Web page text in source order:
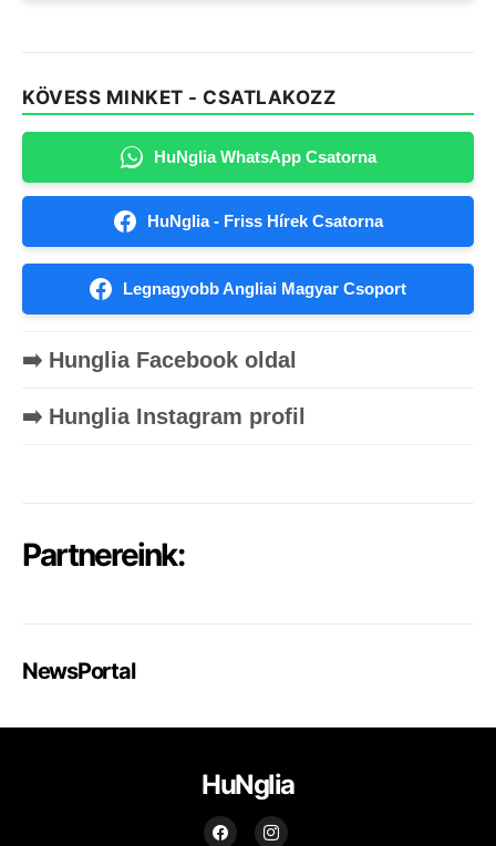
KÖVESS MINKET - CSATLAKOZZ
HuNglia WhatsApp Csatorna
HuNglia - Friss Hírek Csatorna
Legnagyobb Angliai Magyar Csoport
➡️ Hunglia Facebook oldal
➡️ Hunglia Instagram profil
Partnereink:
NewsPortal
HuNglia